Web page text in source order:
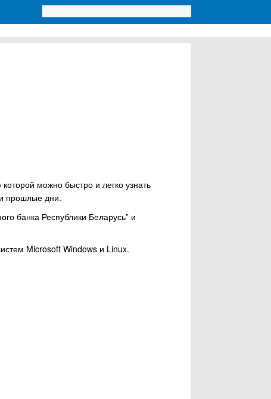
можно быстро и легко узнать
прошлые дни.
банка Республики Беларусь” и
Microsoft Windows и Linux.